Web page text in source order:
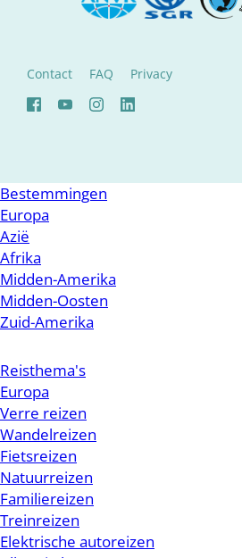
Contact FAQ Privacy
Bestemmingen
Europa
Azië
Afrika
Midden-Amerika
Midden-Oosten
Zuid-Amerika
Reisthema's
Europa
Verre reizen
Wandelreizen
Fietsreizen
Natuurreizen
Familiereizen
Treinreizen
Elektrische autoreizen